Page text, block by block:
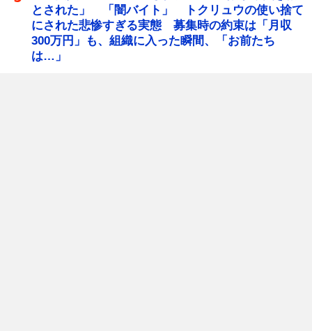
とされた」 「闇バイト」 トクリュウの使い捨て
にされた悲惨すぎる実態 募集時の約束は「月収
300万円」も、組織に入った瞬間、「お前たち
は…」